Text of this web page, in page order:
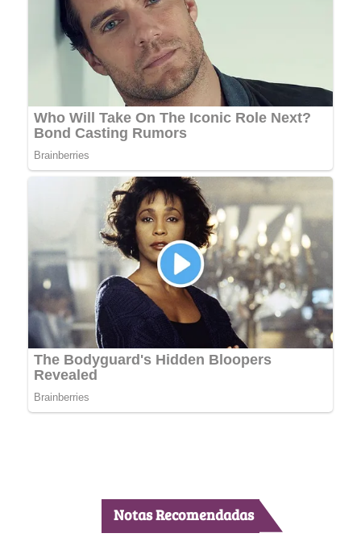
Notas Recomendadas